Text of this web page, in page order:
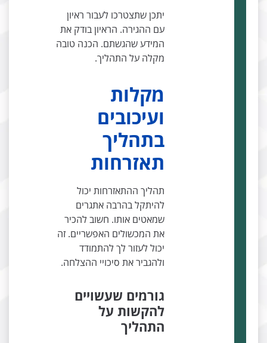
יתכן שתצטרכו לעבור ראיון
עם ההגירה. הראיון בודק את
המידע שהגשתם. הכנה טובה
מקלה על התהליך.
מקלות
ועיכובים
בתהליך
תאזרחות
תהליך ההתאזרחות יכול
להיתקל בהרבה אתגרים
שמאטים אותו. חשוב להכיר
את המכשולים האפשריים. זה
יכול לעזור לך להתמודד
ולהגביר את סיכויי ההצלחה.
גורמים שעשויים
להקשות על
התהליך